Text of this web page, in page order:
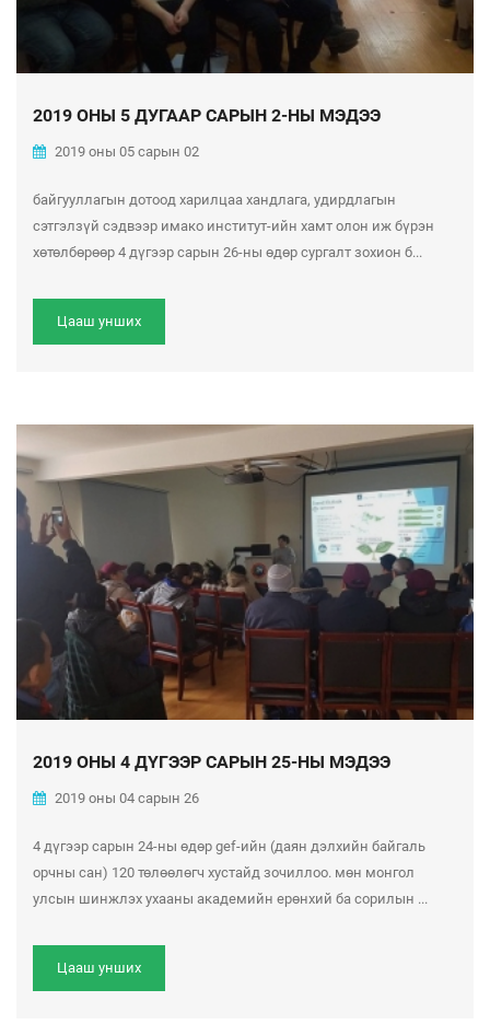
2019 ОНЫ 5 ДУГААР САРЫН 2-НЫ МЭДЭЭ
2019 оны 05 сарын 02
байгууллагын дотоод харилцаа хандлага, удирдлагын
сэтгэлзүй сэдвээр имако институт-ийн хамт олон иж бүрэн
хөтөлбөрөөр 4 дүгээр сарын 26-ны өдөр сургалт зохион б...
Цааш унших
2019 ОНЫ 4 ДҮГЭЭР САРЫН 25-НЫ МЭДЭЭ
2019 оны 04 сарын 26
4 дүгээр сарын 24-ны өдөр gef-ийн (даян дэлхийн байгаль
орчны сан) 120 төлөөлөгч хустайд зочиллоо. мөн монгол
улсын шинжлэх ухааны академийн ерөнхий ба сорилын ...
Цааш унших